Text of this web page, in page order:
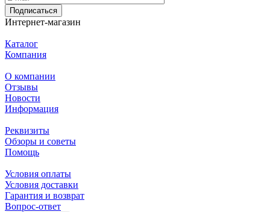
Подписаться
Интернет-магазин
Каталог
Компания
О компании
Отзывы
Новости
Информация
Реквизиты
Обзоры и советы
Помощь
Условия оплаты
Условия доставки
Гарантия и возврат
Вопрос-ответ